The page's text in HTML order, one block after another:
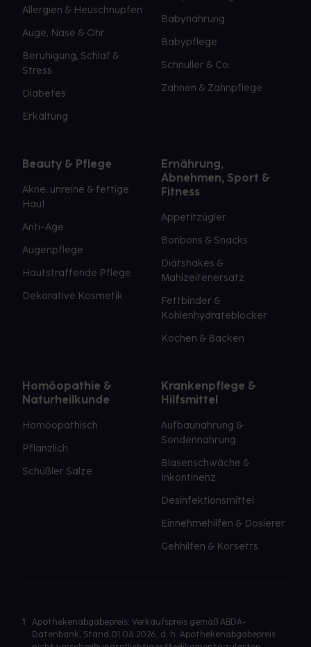
Allergien & Heuschnupfen
Auge, Nase & Ohr
Beruhigung, Schlaf &
Stress
Diabetes
Erkältung
Babynahrung
Babypflege
Schnuller & Co.
Zahnen & Zahnpflege
Beauty & Pflege
Akne, unreine & fettige
Haut
Anti-Age
Augenpflege
Hautstraffende Pflege
Dekorative Kosmetik
Ernährung,
Abnehmen, Sport &
Fitness
Appetitzügler
Bonbons & Snacks
Diätshakes &
Mahlzeitenersatz
Fettbinder &
Kohlenhydrateblocker
Kochen & Backen
Homöopathie &
Naturheilkunde
Homöopathisch
Pflanzlich
Schüßler Salze
Krankenpflege &
Hilfsmittel
Aufbaunahrung &
Sondennahrung
Blasenschwäche &
Inkontinenz
Desinfektionsmittel
Einnehmehilfen & Dosierer
Gehhilfen & Korsetts
1
Apothekenabgabepreis: Verkaufspreis gemäß ABDA-
Datenbank, Stand 01.08.2026, d. h. Apothekenabgabepreis